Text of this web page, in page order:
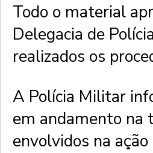
Todo o material
Delegacia de
realizados os
A Polícia Militar
em andamento na
envolvidos na